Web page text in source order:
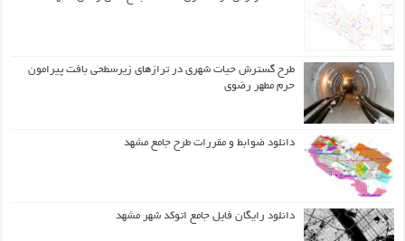
طرح گسترش حیات شهري در ترازهاي زیرسطحی بافت پیرامون
حرم مطهر رضوي
دانلود ضوابط و مقررات طرح جامع مشهد
دانلود رایگان فایل جامع اتوکد شهر مشهد